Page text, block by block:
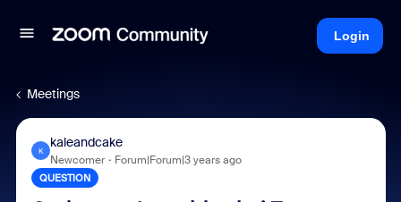
Login
Meetings
K
kaleandcake
Newcomer Forum|Forum|3 years ago
QUESTION